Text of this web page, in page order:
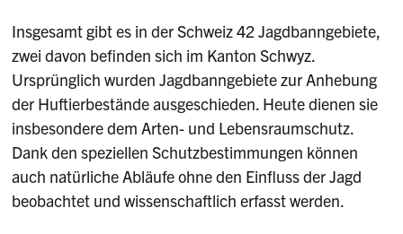
Insgesamt gibt es in der Schweiz 42 Jagdbanngebiete,
zwei davon befinden sich im Kanton Schwyz.
Ursprünglich wurden Jagdbanngebiete zur Anhebung
der Huftierbestände ausgeschieden. Heute dienen sie
insbesondere dem Arten- und Lebensraumschutz.
Dank den speziellen Schutzbestimmungen können
auch natürliche Abläufe ohne den Einfluss der Jagd
beobachtet und wissenschaftlich erfasst werden.